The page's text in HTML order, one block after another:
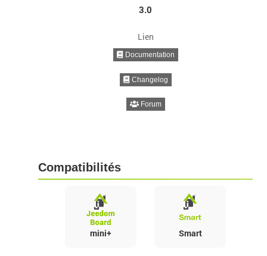
3.0
Lien
Documentation
Changelog
Forum
Compatibilités
mini+ Smart